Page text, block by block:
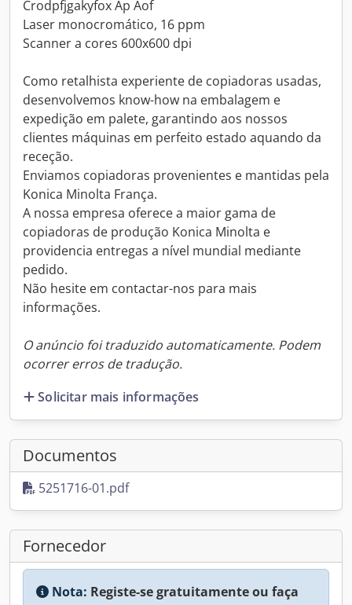
Crodpfjgakyfox Ap Aof
Laser monocromático, 16 ppm
Scanner a cores 600x600 dpi
Como retalhista experiente de copiadoras usadas,
desenvolvemos know-how na embalagem e
expedição em palete, garantindo aos nossos
clientes máquinas em perfeito estado aquando da
receção.
Enviamos copiadoras provenientes e mantidas pela
Konica Minolta França.
A nossa empresa oferece a maior gama de
copiadoras de produção Konica Minolta e
providencia entregas a nível mundial mediante
pedido.
Não hesite em contactar-nos para mais
informações.
O anúncio foi traduzido automaticamente. Podem
ocorrer erros de tradução.
Solicitar mais informações
Documentos
5251716-01.pdf
Fornecedor
Nota: Registe-se gratuitamente ou faça